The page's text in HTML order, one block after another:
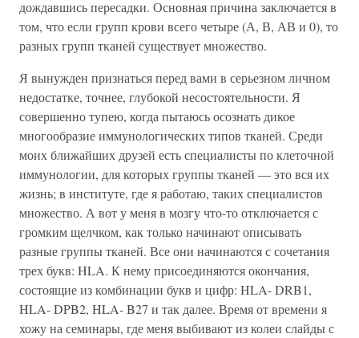
дождавшись пересадки. Основная причина заключается в
том, что если групп крови всего четыре (А, В, АВ и 0), то
разных групп тканей существует множество.
Я вынужден признаться перед вами в серьезном личном
недостатке, точнее, глубокой несостоятельности. Я
совершенно тупею, когда пытаюсь осознать дикое
многообразие иммунологических типов тканей. Среди
моих ближайших друзей есть специалисты по клеточной
иммунологии, для которых группы тканей — это вся их
жизнь; в институте, где я работаю, таких специалистов
множество. А вот у меня в мозгу что-то отключается с
громким щелчком, как только начинают описывать
разные группы тканей. Все они начинаются с сочетания
трех букв: HLA. К нему присоединяются окончания,
состоящие из комбинации букв и цифр: HLA- DRB1,
HLA- DPB2, HLA- B27 и так далее. Время от времени я
хожу на семинары, где меня выбивают из колеи слайды с